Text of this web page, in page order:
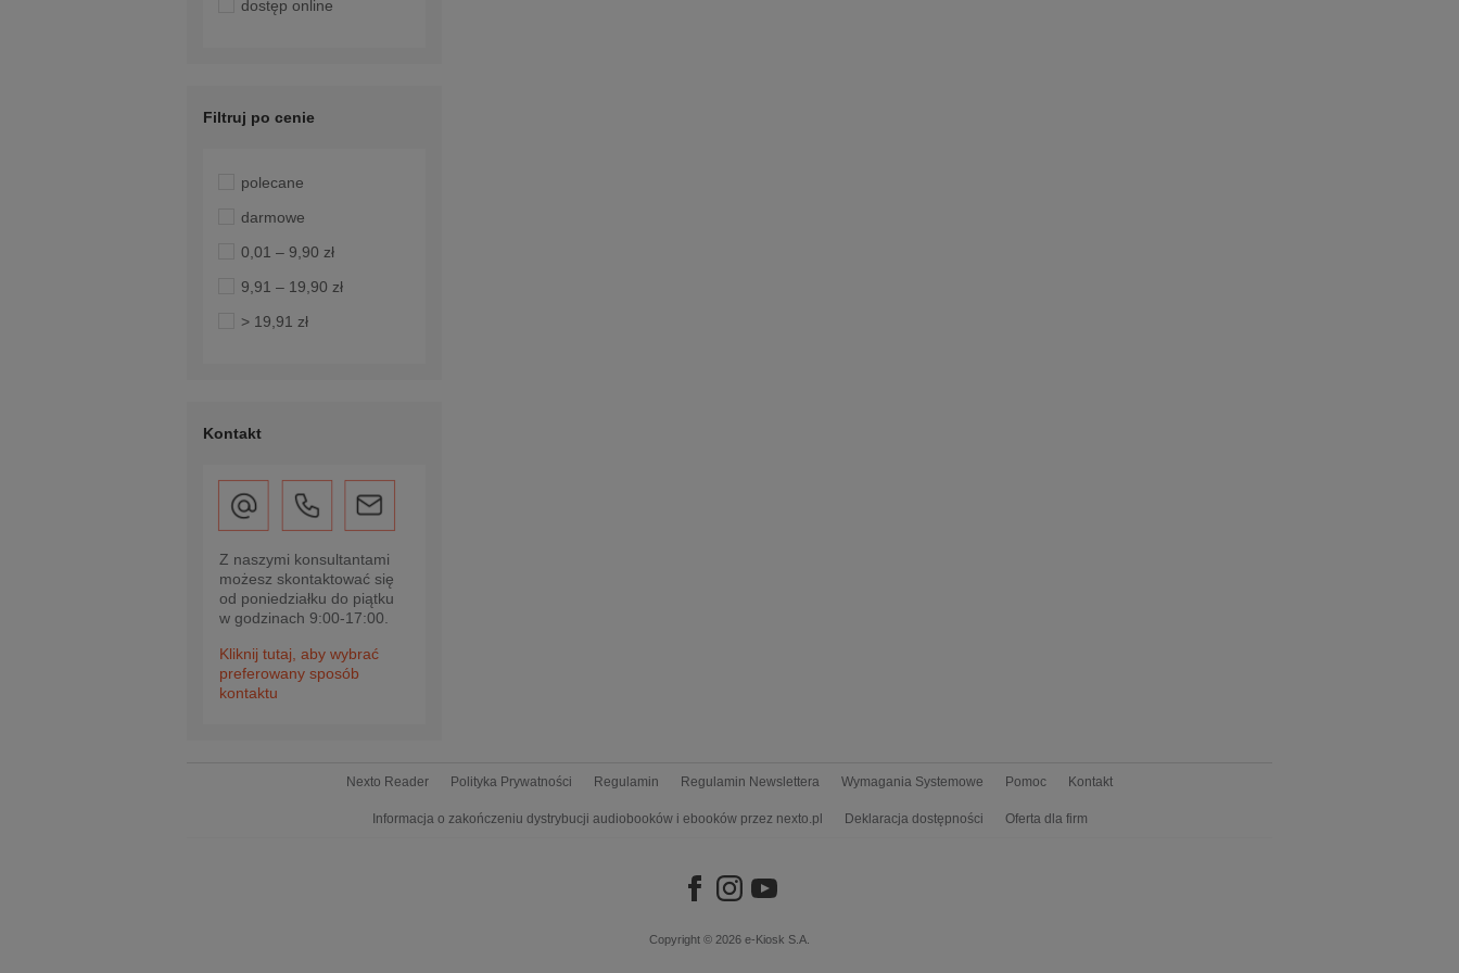
dostęp online
Filtruj po cenie
polecane
darmowe
0,01 – 9,90 zł
9,91 – 19,90 zł
> 19,91 zł
Kontakt
Z naszymi konsultantami
możesz skontaktować się
od poniedziałku do piątku
w godzinach 9:00-17:00.
Kliknij tutaj, aby wybrać
preferowany sposób
kontaktu
Nexto Reader Polityka Prywatności Regulamin Regulamin Newslettera Wymagania Systemowe Pomoc Kontakt
Informacja o zakończeniu dystrybucji audiobooków i ebooków przez nexto.pl Deklaracja dostępności Oferta dla firm
Copyright © 2026 e-Kiosk S.A.